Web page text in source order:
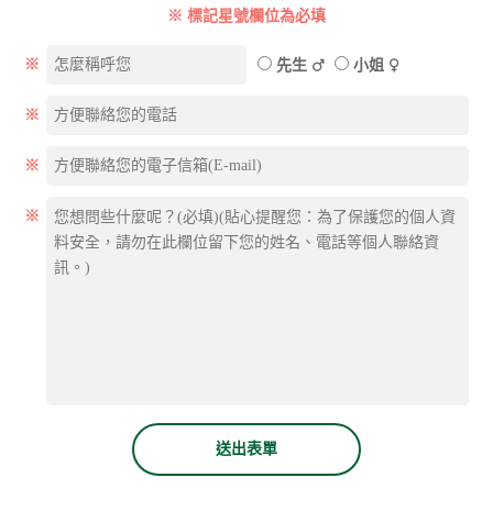
※ 標記星號欄位為必填
※ 先生 小姐
※
※
※
送出表單